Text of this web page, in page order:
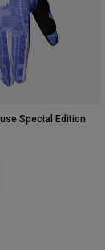
Special Edition
type of Noir.
swatch type of